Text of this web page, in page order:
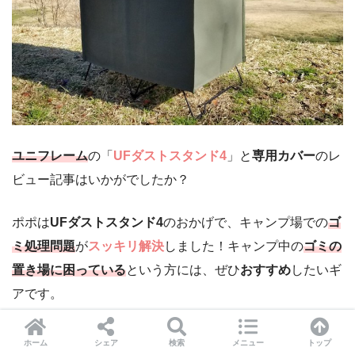
ユニフレームの「 UFダストスタンド4 」と専用カバーのレ
ビュー記事はいかがでしたか？
ポポはUFダストスタンド4のおかげで、キャンプ場でのゴ
ミ処理問題がスッキリ解決しました！キャンプ中のゴミの
置き場に困っているという方には、ぜひおすすめしたいギ
アです。
▼今回レビューしたキャンプギアはこちら
ホーム シェア 検索 メニュー トップ